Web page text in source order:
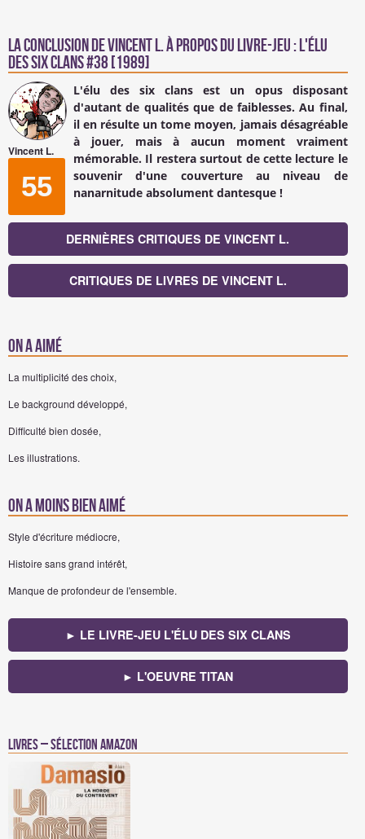
La conclusion deVincent L.à propos du Livre-jeu : L'élu
des six clans #38 [1989]
Vincent L.
55
L'élu des six clansest un opus disposant
d'autant de qualités que de faiblesses. Au final,
il en résulte un tome moyen, jamais désagréable
à jouer, mais à aucun moment vraiment
mémorable. Il restera surtout de cette lecture le
souvenir d'une couverture au niveau de
nanarnitude absolument dantesque !
DERNIÈRES CRITIQUES DE VINCENT L.
CRITIQUES DE LIVRES DE VINCENT L.
On a aimé
La multiplicité des choix,
Le background développé,
Difficulté bien dosée,
Les illustrations.
On a moins bien aimé
Style d'écriture médiocre,
Histoire sans grand intérêt,
Manque de profondeur de l'ensemble.
► LE LIVRE-JEU L'ÉLU DES SIX CLANS
► L'OEUVRE TITAN
Livres – Sélection Amazon